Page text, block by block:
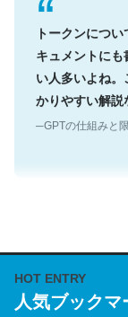
トークンにつ
キュメントに
い人多いよね。
かりやすい解説
─GPTの仕組みと
説してる記事が
https://
/064121
HOT ENTRY
人気ブックマ